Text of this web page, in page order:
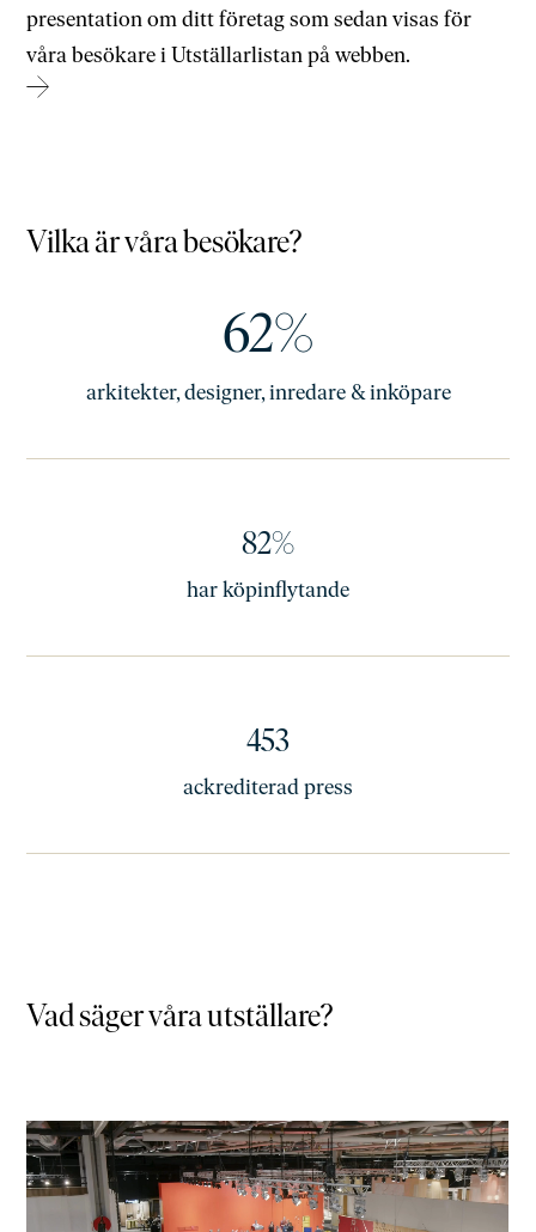
presentation om ditt företag som sedan visas för
våra besökare i Utställarlistan på webben.
→
Vilka är våra besökare?
62%
arkitekter, designer, inredare & inköpare
82%
har köpinflytande
453
ackrediterad press
Vad säger våra utställare?